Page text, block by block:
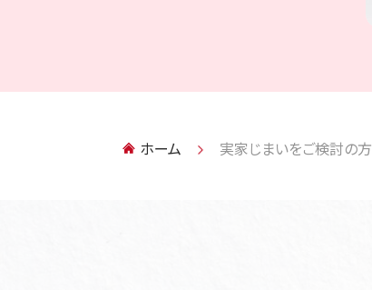
ホーム 実家じまいをご検討の方